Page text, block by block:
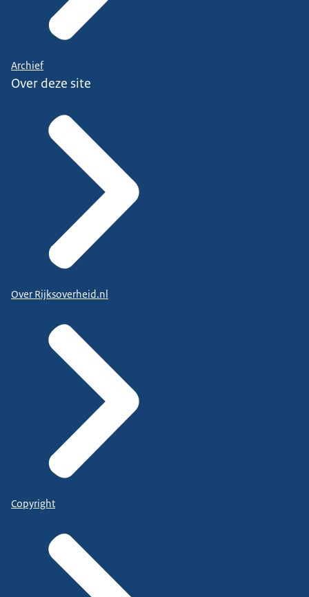
Archief
Over deze site
Over Rijksoverheid.nl
Copyright